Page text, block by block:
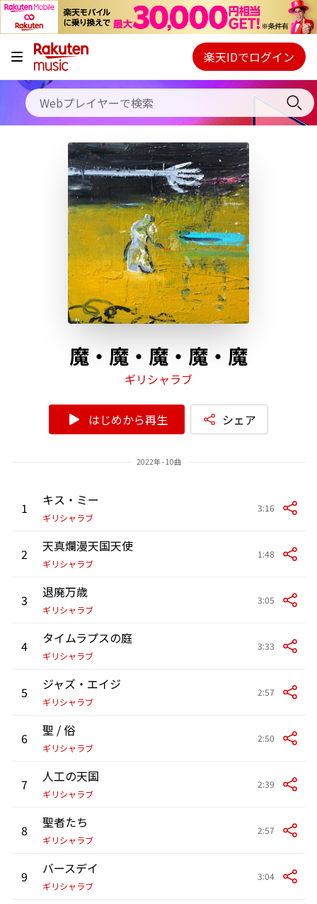
キャンペーン
料金プラン
使い方
初回30日間無料お試し
Webプレイヤー
ご契約内容の確認・変更
楽天IDでログイン
魔・魔・魔・魔・魔
ギリシャラブ
はじめから再生 シェア
2022年 - 10曲
1 キス・ミー
ギリシャラブ
3:16
2 天真爛漫天国天使
ギリシャラブ
1:48
3 退廃万歳
ギリシャラブ
3:05
4 タイムラプスの庭
ギリシャラブ
3:33
5 ジャズ・エイジ
ギリシャラブ
2:57
6 聖 / 俗
ギリシャラブ
2:50
7 人工の天国
ギリシャラブ
2:39
8 聖者たち
ギリシャラブ
2:57
9 バースデイ
ギリシャラブ
3:04